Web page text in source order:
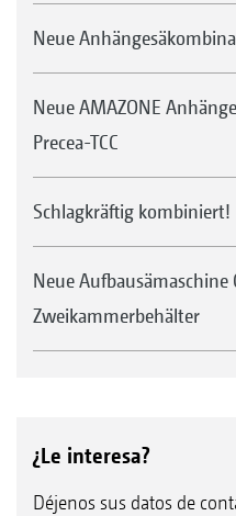
Neue
Neue AMAZONE
Precea-TCC
Schlagkräftig kombiniert!
Neue Aufbausämaschine
Zweikammerbehälter
¿Le interesa?
Déjenos sus datos de